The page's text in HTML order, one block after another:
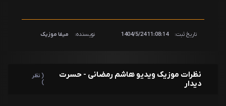
تاریخ ثبت: 11:08:14 1404/5/24 نویسنده: میفا موزیک
نظرات موزیک ویدیو هاشم رمضانی - حسرت
دیدار
( نظر
)